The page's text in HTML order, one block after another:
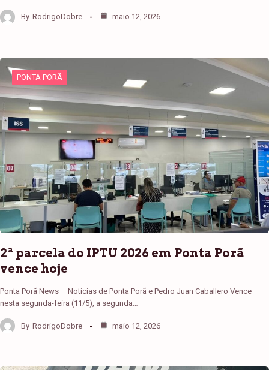
By RodrigoDobre maio 12, 2026
PONTA PORÃ
2ª parcela do IPTU 2026 em Ponta Porã
vence hoje
Ponta Porã News – Notícias de Ponta Porã e Pedro Juan Caballero Vence
nesta segunda-feira (11/5), a segunda…
By RodrigoDobre maio 12, 2026